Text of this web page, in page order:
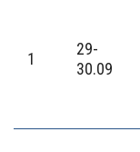
1
29-
30.09